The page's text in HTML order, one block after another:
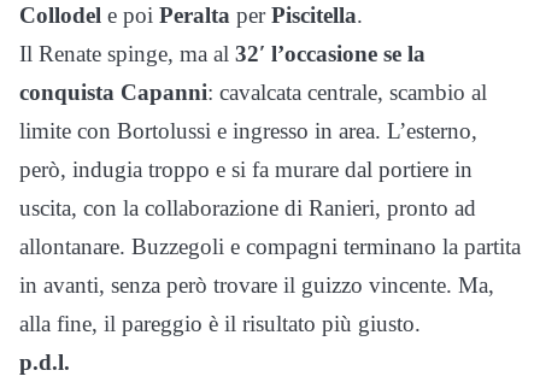
Collodel e poi Peralta perPiscitella.
Il Renate spinge, ma al 32′ l’occasione se la
conquista Capanni: cavalcata centrale, scambio al
limite con Bortolussi e ingresso in area. L’esterno,
però, indugia troppo e si fa murare dal portiere in
uscita, con la collaborazione di Ranieri, pronto ad
allontanare. Buzzegoli e compagni terminano la partita
in avanti, senza però trovare il guizzo vincente. Ma,
alla fine, il pareggio è il risultato più giusto.
p.d.l.